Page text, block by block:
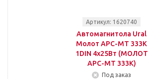
Артикул: 1620740
Автомагнитола Ural
Молот АРС-МТ 333К
1DIN 4x25Вт (МОЛОТ
АРС-МТ 333К)
Под заказ